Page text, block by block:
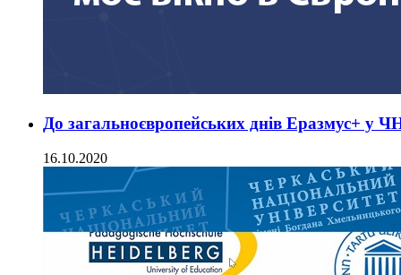
До загальноєвропейських днів Еразмус+ у
16.10.2020